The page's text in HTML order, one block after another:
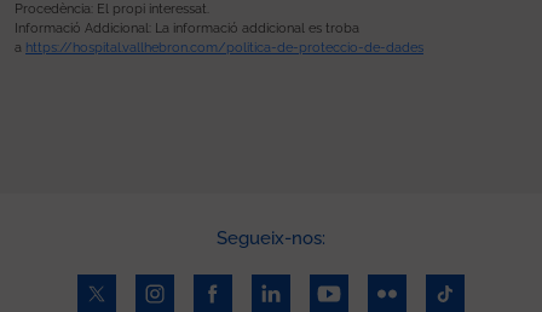
Procedència: El propi interessat.
Informació Addicional: La informació addicional es troba
a https://hospital.vallhebron.com/politica-de-proteccio-de-dades
Segueix-nos: